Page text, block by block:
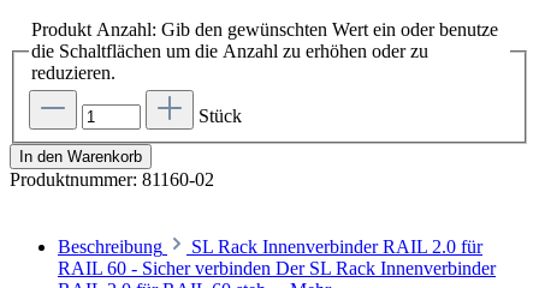
Produkt Anzahl: Gib den gewünschten Wert ein oder benutze
die Schaltflächen um die Anzahl zu erhöhen oder zu
reduzieren.
Stück
In den Warenkorb
Produktnummer: 81160-02
Beschreibung
SL Rack Innenverbinder RAIL 2.0 für
RAIL 60 - Sicher verbinden Der SL Rack Innenverbinder